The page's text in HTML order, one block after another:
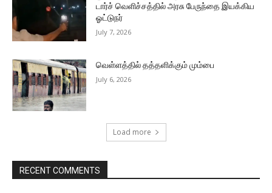
டார்ச் வெளிச்சத்தில் அரசு பேருந்தை இயக்கிய
ஓட்டுநர்
July 7, 2026
வெள்ளத்தில் தத்தளிக்கும் மும்பை
July 6, 2026
Load more
RECENT COMMENTS